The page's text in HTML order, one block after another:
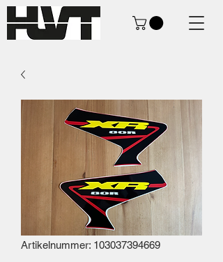
Artikelnummer: 103037394669